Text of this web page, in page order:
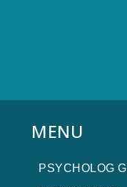
MENU
PSYCHOLOG